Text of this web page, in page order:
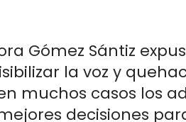
Gómez Sántiz
la voz y
muchos casos los
decisiones